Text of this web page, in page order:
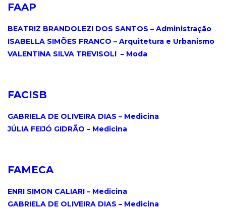
FAAP
BEATRIZ BRANDOLEZI DOS SANTOS – Administração
ISABELLA SIMÕES FRANCO – Arquitetura e Urbanismo
VALENTINA SILVA TREVISOLI – Moda
FACISB
GABRIELA DE OLIVEIRA DIAS – Medicina
JÚLIA FEIJÓ GIDRÃO – Medicina
FAMECA
ENRI SIMON CALIARI – Medicina
GABRIELA DE OLIVEIRA DIAS – Medicina